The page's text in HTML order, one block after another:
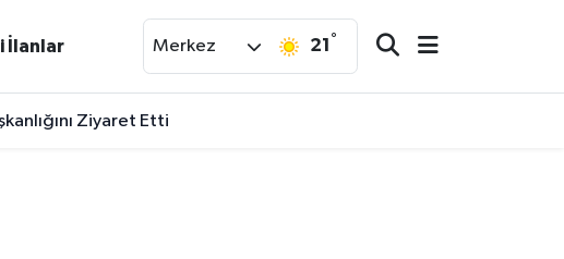
İlanlar Merkez 21 °
Ziyaret Etti